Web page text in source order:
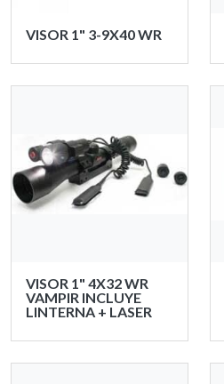
VISOR 1" 3-9X40 WR
VISOR 1" 4X32 WR
VAMPIR INCLUYE
LINTERNA + LASER